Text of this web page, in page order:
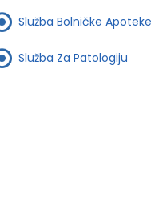
Služba Bolničke Apoteke
Služba Za Patologiju